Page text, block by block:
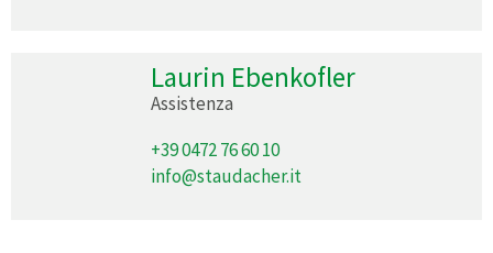
Laurin Ebenkofler
Assistenza
+39 0472 76 60 10
info@staudacher.it